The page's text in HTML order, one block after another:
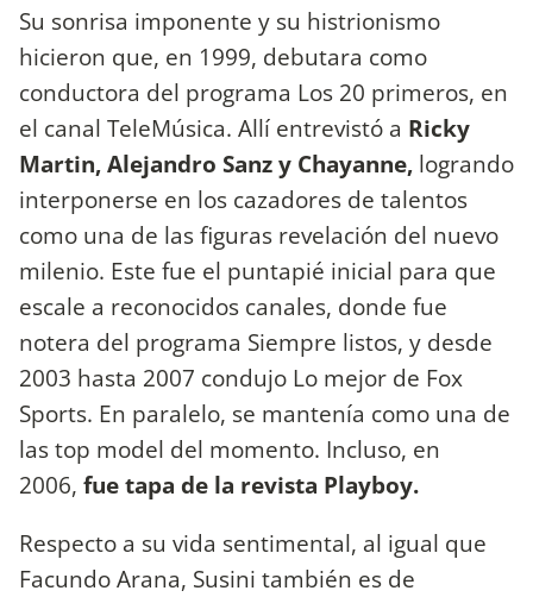
Su sonrisa imponente y su histrionismo
hicieron que, en 1999, debutara como
conductora del programa Los 20 primeros, en
el canal TeleMúsica. Allí entrevistó a Ricky
Martin, Alejandro Sanz y Chayanne, logrando
interponerse en los cazadores de talentos
como una de las figuras revelación del nuevo
milenio. Este fue el puntapié inicial para que
escale a reconocidos canales, donde fue
notera del programa Siempre listos, y desde
2003 hasta 2007 condujo Lo mejor de Fox
Sports. En paralelo, se mantenía como una de
las top model del momento. Incluso, en
2006, fue tapa de la revista Playboy.
Respecto a su vida sentimental, al igual que
Facundo Arana, Susini también es de